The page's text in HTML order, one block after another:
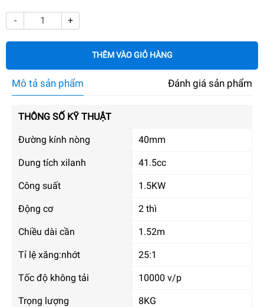
- +
THÊM VÀO GIỎ HÀNG
Mô tả sản phẩm Đánh giá sản phẩm
THÔNG SỐ KỸ THUẬT
Đường kính nòng 40mm
Dung tích xilanh 41.5cc
Công suất 1.5KW
Động cơ 2 thì
Chiều dài cần 1.52m
Tỉ lệ xăng:nhớt 25:1
Tốc độ không tải 10000 v/p
Trọng lượng 8KG